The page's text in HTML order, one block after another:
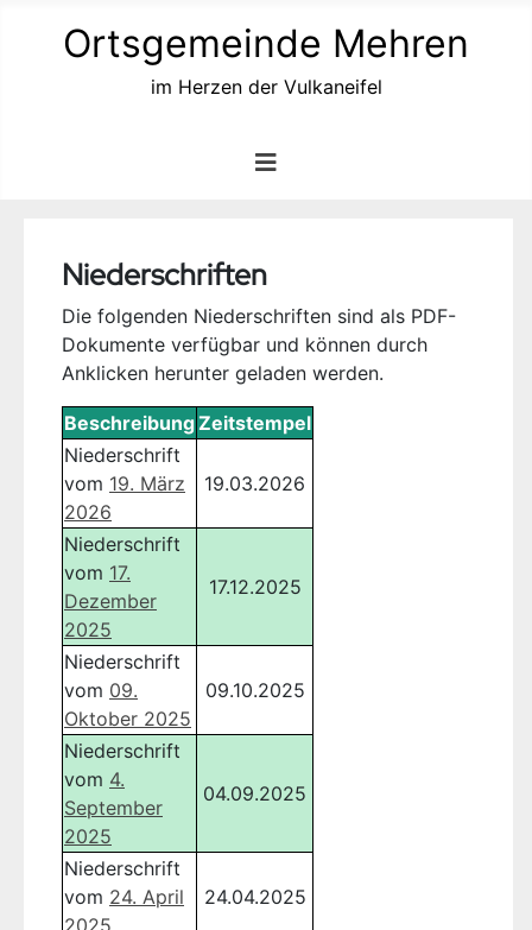
Ortsgemeinde Mehren
im Herzen der Vulkaneifel
Niederschriften
Die folgenden Niederschriften sind als PDF-
Dokumente verfügbar und können durch
Anklicken herunter geladen werden.
BeschreibungZeitstempel
Niederschrift
vom 19. März
2026
19.03.2026
Niederschrift
vom 17.
Dezember
2025
17.12.2025
Niederschrift
vom 09.
Oktober 2025
09.10.2025
Niederschrift
vom 4.
September
2025
04.09.2025
Niederschrift
vom 24. April
2025
24.04.2025